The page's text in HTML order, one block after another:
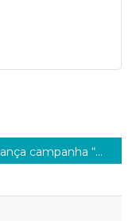
SEC lança campanha “Você se reconhece?” para fortalecer autodeclaração consciente nas escolas estaduais